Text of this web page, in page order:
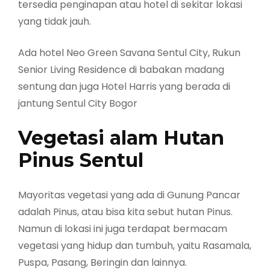
tersedia penginapan atau hotel di sekitar lokasi
yang tidak jauh.
Ada hotel Neo Green Savana Sentul City, Rukun
Senior Living Residence di babakan madang
sentung dan juga Hotel Harris yang berada di
jantung Sentul City Bogor
Vegetasi alam Hutan
Pinus Sentul
Mayoritas vegetasi yang ada di Gunung Pancar
adalah Pinus, atau bisa kita sebut hutan Pinus.
Namun di lokasi ini juga terdapat bermacam
vegetasi yang hidup dan tumbuh, yaitu Rasamala,
Puspa, Pasang, Beringin dan lainnya.